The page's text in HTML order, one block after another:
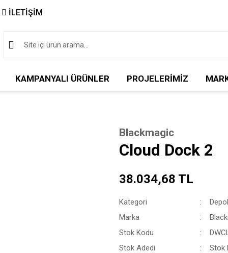
İLETİŞİM
KAMPANYALI ÜRÜNLER PROJELERİMİZ
Blackmagic
Cloud Dock 2
38.034,68 TL
Kategori
Marka
Stok Kodu
Stok Adedi
Stok